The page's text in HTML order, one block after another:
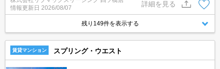
情報更新日 2026/08/07
詳細を見る
残り149件を表示する
賃貸マンション スプリング・ウエスト